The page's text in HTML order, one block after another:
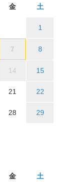
金 土
1
7 8
14 15
21 22
28 29
金 土